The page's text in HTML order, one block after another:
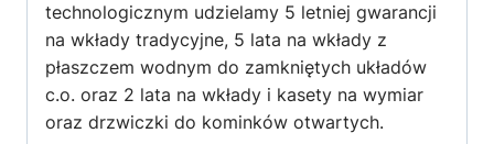
technologicznym udzielamy 5 letniej gwarancji
na wkłady tradycyjne, 5 lata na wkłady z
płaszczem wodnym do zamkniętych układów
c.o. oraz 2 lata na wkłady i kasety na wymiar
oraz drzwiczki do kominków otwartych.